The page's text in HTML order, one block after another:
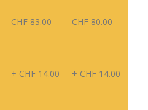
CHF 83.00 CHF 80.00
+ CHF 14.00 + CHF 14.00